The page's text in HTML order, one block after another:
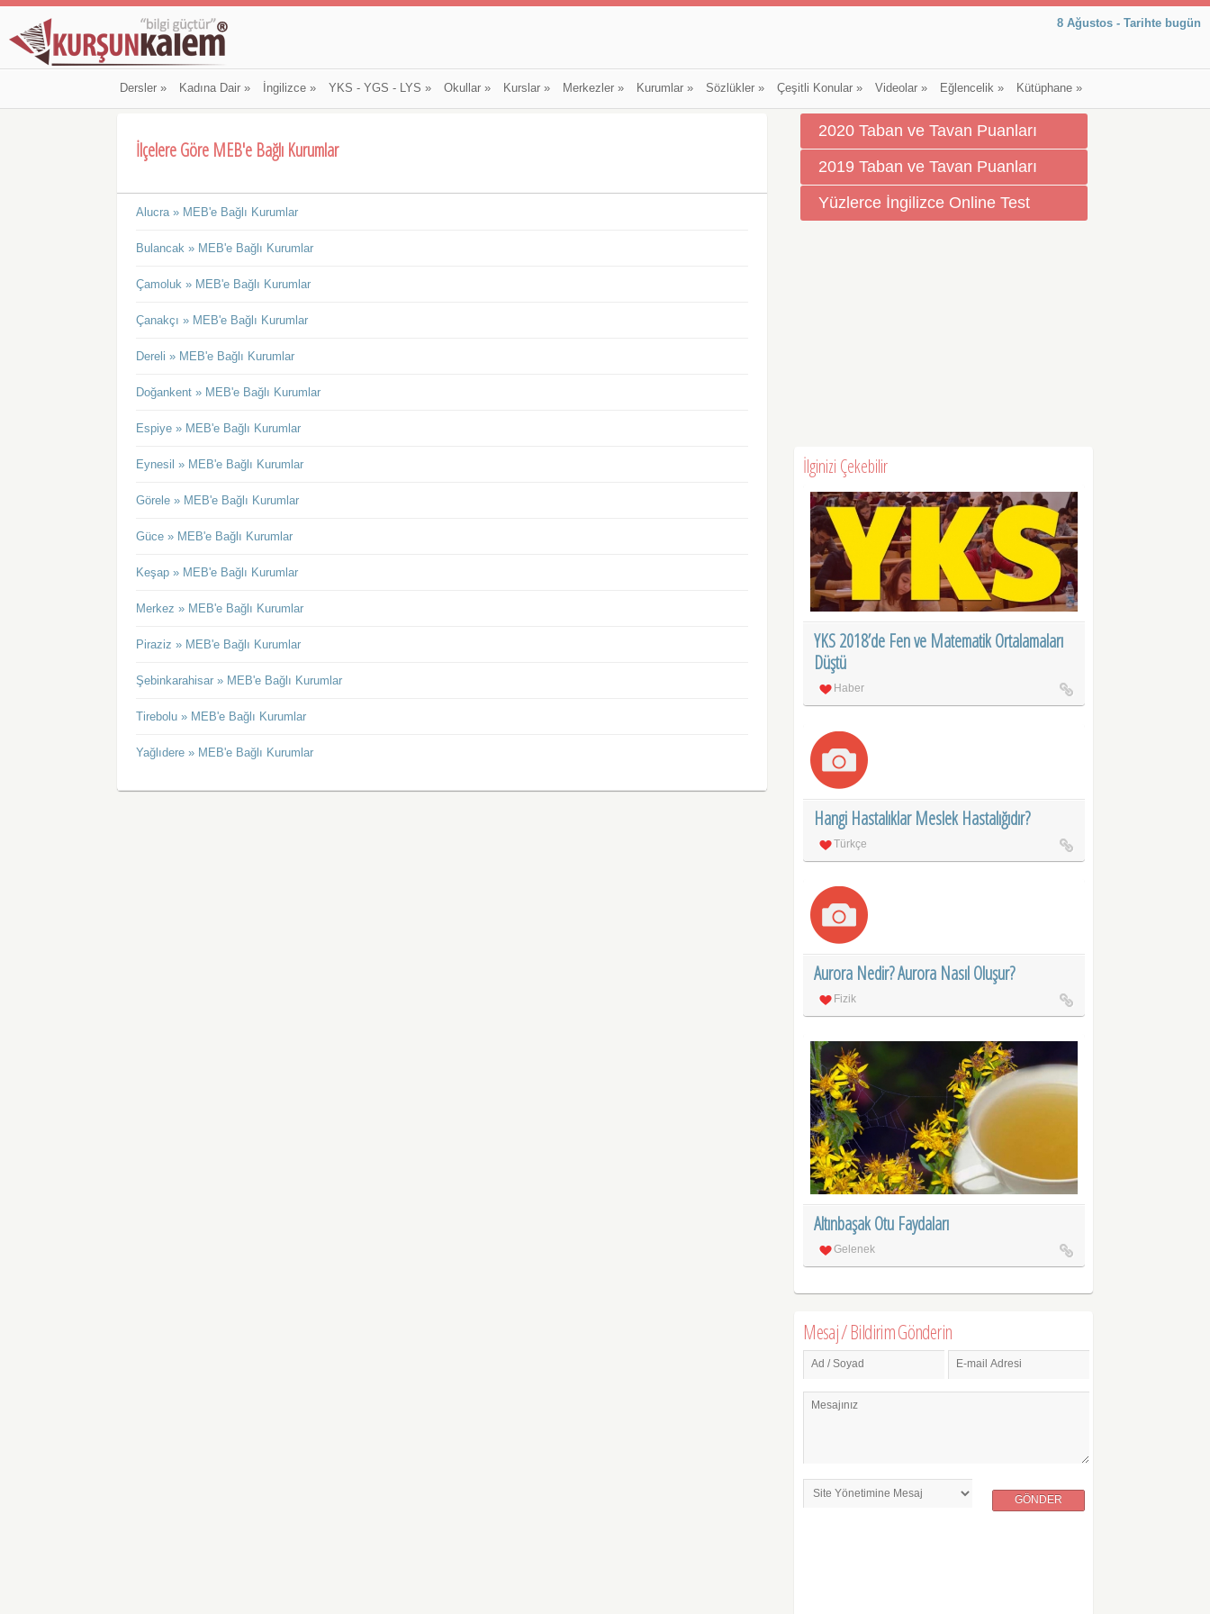
8 Ağustos - Tarihte bugün
Dersler» Kadına Dair» İngilizce» YKS - YGS - LYS » Okullar» Kurslar» Merkezler» Kurumlar» Sözlükler» Çeşitli Konular» Videolar» Eğlencelik» Kütüphane»
İlçelere Göre MEB'e Bağlı Kurumlar
Alucra » MEB'e Bağlı Kurumlar
Bulancak » MEB'e Bağlı Kurumlar
Çamoluk » MEB'e Bağlı Kurumlar
Çanakçı » MEB'e Bağlı Kurumlar
Dereli » MEB'e Bağlı Kurumlar
Doğankent » MEB'e Bağlı Kurumlar
Espiye » MEB'e Bağlı Kurumlar
Eynesil » MEB'e Bağlı Kurumlar
Görele » MEB'e Bağlı Kurumlar
Güce » MEB'e Bağlı Kurumlar
Keşap » MEB'e Bağlı Kurumlar
Merkez » MEB'e Bağlı Kurumlar
Piraziz » MEB'e Bağlı Kurumlar
Şebinkarahisar » MEB'e Bağlı Kurumlar
Tirebolu » MEB'e Bağlı Kurumlar
Yağlıdere » MEB'e Bağlı Kurumlar
2020 Taban ve Tavan Puanları
2019 Taban ve Tavan Puanları
Yüzlerce İngilizce Online Test
İlginizi Çekebilir
YKS 2018’de Fen ve Matematik Ortalamaları
Düştü
Haber
Hangi Hastalıklar Meslek Hastalığıdır?
Türkçe
Aurora Nedir? Aurora Nasıl Oluşur?
Fizik
Altınbaşak Otu Faydaları
Gelenek
Mesaj / Bildirim Gönderin
Ad / Soyad E-mail Adresi
Mesajınız
GÖNDER